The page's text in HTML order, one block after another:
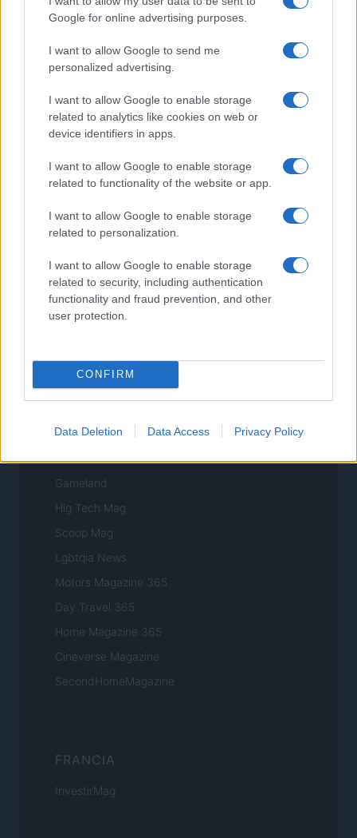
Google for online advertising purposes.
I want to allow Google to send me
personalized advertising.
I want to allow Google to enable storage
related to analytics like cookies on web or
device identifiers in apps.
I want to allow Google to enable storage
related to functionality of the website or app.
I want to allow Google to enable storage
related to personalization.
I want to allow Google to enable storage
related to security, including authentication
functionality and fraud prevention, and other
user protection.
CONFIRM
Data Deletion Data Access Privacy Policy
Think.es
Viajar 365
ES Newz
Pet Story
Encocina
NORTE AMERICA
Womanmagazine
Investing Plus
Newz
Newz US
Newz California
Newz Florida
Newz Illinois
Newz Ohio
Gameland
Hig Tech Mag
Scoop Mag
Lgbtqia News
Motors Magazine 365
Day Travel 365
Home Magazine 365
Cineverse Magazine
SecondHomeMagazine
FRANCIA
InvestirMag